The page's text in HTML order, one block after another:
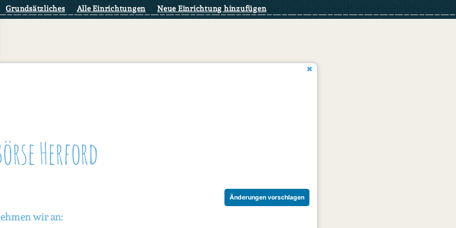
Grundsätzliches Alle Einrichtungen Neue Einrichtung hinzufügen
Herford
Änderungen vorschlagen
wir an: